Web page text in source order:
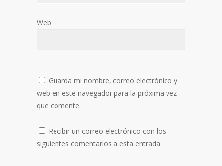
Web
Guarda mi nombre, correo electrónico y
web en este navegador para la próxima vez
que comente.
Recibir un correo electrónico con los
siguientes comentarios a esta entrada.